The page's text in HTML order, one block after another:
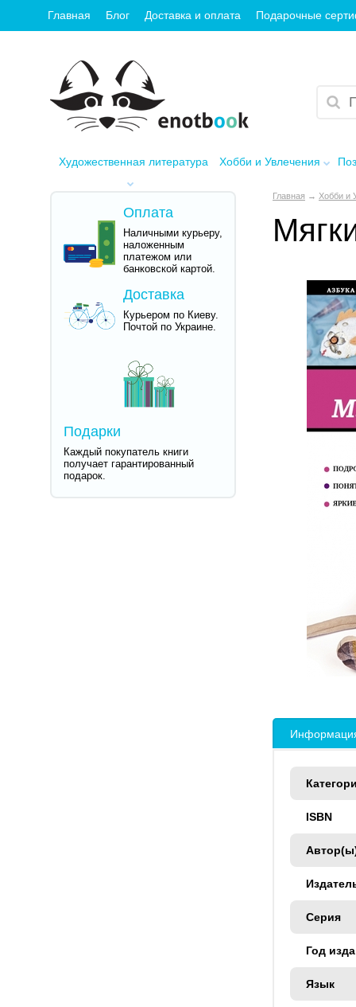
Главная Блог Доставка и оплата Подарочные
Художественная литература Хобби и Увлечения
Оплата
Наличными курьеру,
наложенным
платежом или
банковской картой.
Доставка
Курьером по Киеву.
Почтой по Украине.
Подарки
Каждый покупатель книги
получает гарантированный
подарок.
Главная → Хобби и
ISBN
Серия
Год
Язык